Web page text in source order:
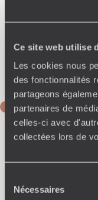
Ce site web utilise
Les cookies nous
des fonctionnalités
partageons
partenaires de
celles-ci avec
collectées lors de
Nécessaires
Upper Hot
depuis plus d'un
chaude et
manquer.
JOUR 5
Banff
distille des